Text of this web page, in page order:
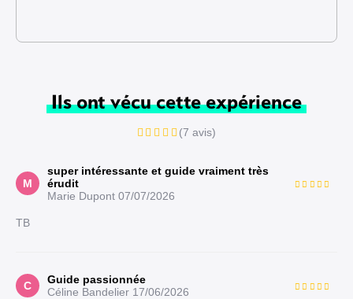
Ils ont vécu cette expérience
(7 avis)
M
super intéressante et guide vraiment très
érudit
Marie Dupont 07/07/2026
TB
C
Guide passionnée
Céline Bandelier 17/06/2026